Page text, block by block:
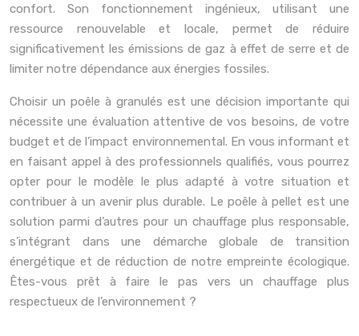
confort. Son fonctionnement ingénieux, utilisant une
ressource renouvelable et locale, permet de réduire
significativement les émissions de gaz à effet de serre et de
limiter notre dépendance aux énergies fossiles.
Choisir un poêle à granulés est une décision importante qui
nécessite une évaluation attentive de vos besoins, de votre
budget et de l’impact environnemental. En vous informant et
en faisant appel à des professionnels qualifiés, vous pourrez
opter pour le modèle le plus adapté à votre situation et
contribuer à un avenir plus durable. Le poêle à pellet est une
solution parmi d’autres pour un chauffage plus responsable,
s’intégrant dans une démarche globale de transition
énergétique et de réduction de notre empreinte écologique.
Êtes-vous prêt à faire le pas vers un chauffage plus
respectueux de l’environnement ?